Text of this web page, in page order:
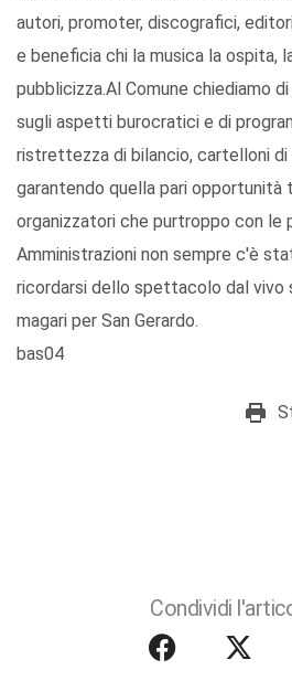
autori, promoter, discografici,
e beneficia chi la musica la ospita,
pubblicizza.Al Comune chiediamo
sugli aspetti burocratici e di
ristrettezza di bilancio, cartelloni
garantendo quella pari
organizzatori che purtroppo con le
Amministrazioni non sempre c'è
ricordarsi dello spettacolo dal vivo
magari per San Gerardo.
bas04
Condividi